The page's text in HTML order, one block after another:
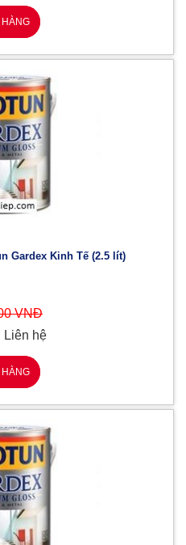
HÀNG
Gardex Kinh Tế (2.5 lít)
VNĐ
Liên hệ
HÀNG